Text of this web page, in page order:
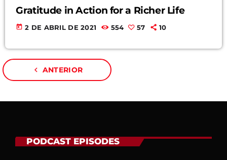
General
Health
Lifestyle
Local
UPCOMING SHOWS
Gratitude in Action for a Richer Life
today 2 DE ABRIL DE 2021 554 57 10
navigate_before ANTERIOR
PODCAST EPISODES